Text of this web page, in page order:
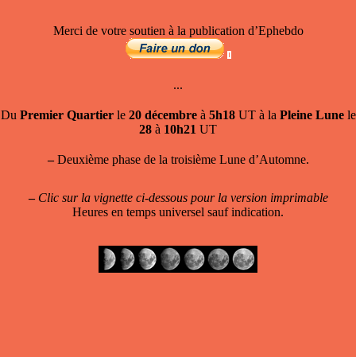
Merci de votre soutien à la publication d’Ephebdo
...
Du Premier Quartierle 20 décembreà 5h18UT à la Pleine Lunele
28 à 10h21 UT
–Deuxième phase de la troisième Lune d’Automne.
– Clic sur la vignette ci-dessous pour la version imprimable
Heures en temps universel sauf indication.